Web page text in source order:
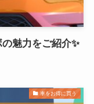
魅力をご紹介✨
車をお得に買う